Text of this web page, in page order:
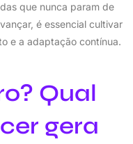
que nunca param de
é essencial cultivar
e a adaptação contínua.
Qual
gera